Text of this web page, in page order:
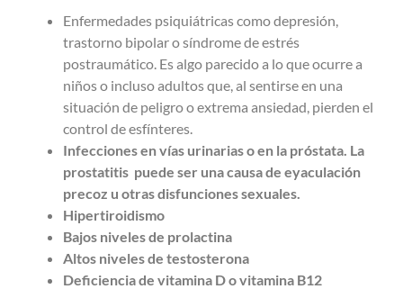
Enfermedades psiquiátricas como depresión,
trastorno bipolar o síndrome de estrés
postraumático. Es algo parecido a lo que ocurre a
niños o incluso adultos que, al sentirse en una
situación de peligro o extrema ansiedad, pierden el
control de esfínteres.
Infecciones en vías urinarias o en la próstata. La
prostatitis puede ser una causa de eyaculación
precoz u otras disfunciones sexuales.
Hipertiroidismo
Bajos niveles de prolactina
Altos niveles de testosterona
Deficiencia de vitamina D o vitamina B12